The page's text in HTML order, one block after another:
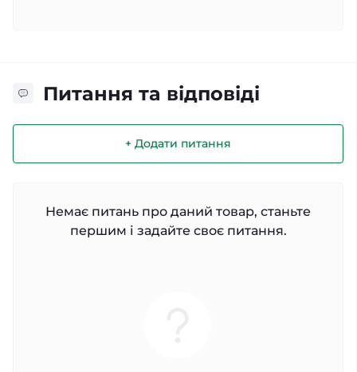
Питання та відповіді
+ Додати питання
Немає питань про даний товар, станьте
першим і задайте своє питання.